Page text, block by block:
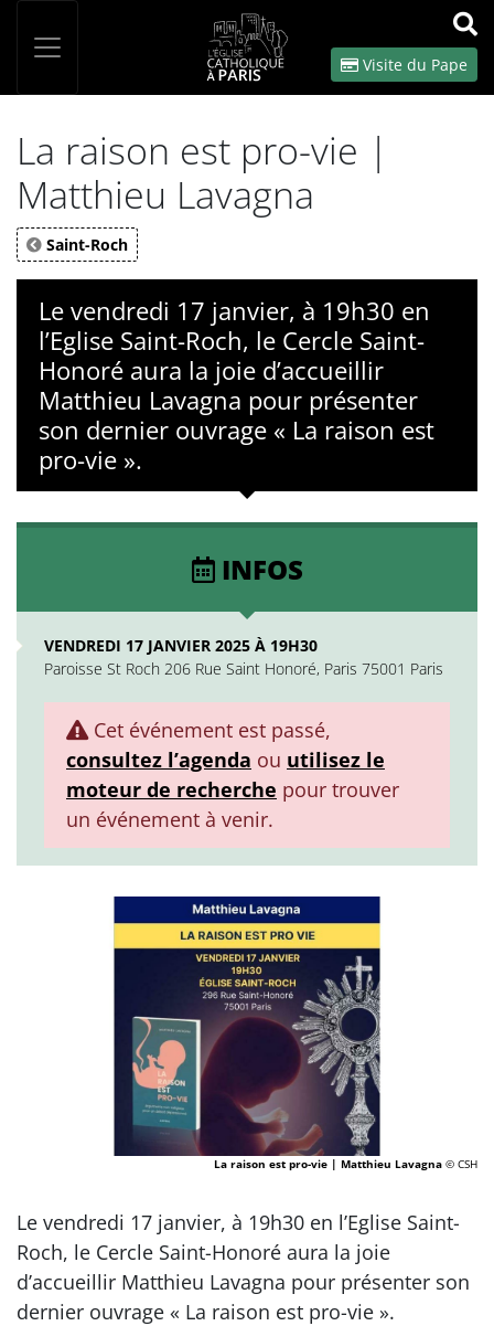
OK
Visite du Pape
La raison est pro-vie |
Matthieu Lavagna
Saint-Roch
Le vendredi 17 janvier, à 19h30 en
l’Eglise Saint-Roch, le Cercle Saint-
Honoré aura la joie d’accueillir
Matthieu Lavagna pour présenter
son dernier ouvrage « La raison est
pro-vie ».
INFOS
VENDREDI 17 JANVIER 2025 À 19H30
Paroisse St Roch 206 Rue Saint Honoré, Paris 75001 Paris
Cet événement est passé,
consultez l’agenda ou utilisez le
moteur de recherche pour trouver
un événement à venir.
La raison est pro-vie | Matthieu Lavagna © CSH
Le vendredi 17 janvier, à 19h30 en l’Eglise Saint-
Roch, le Cercle Saint-Honoré aura la joie
d’accueillir Matthieu Lavagna pour présenter son
dernier ouvrage « La raison est pro-vie ».
Panneau de gestion des cookies